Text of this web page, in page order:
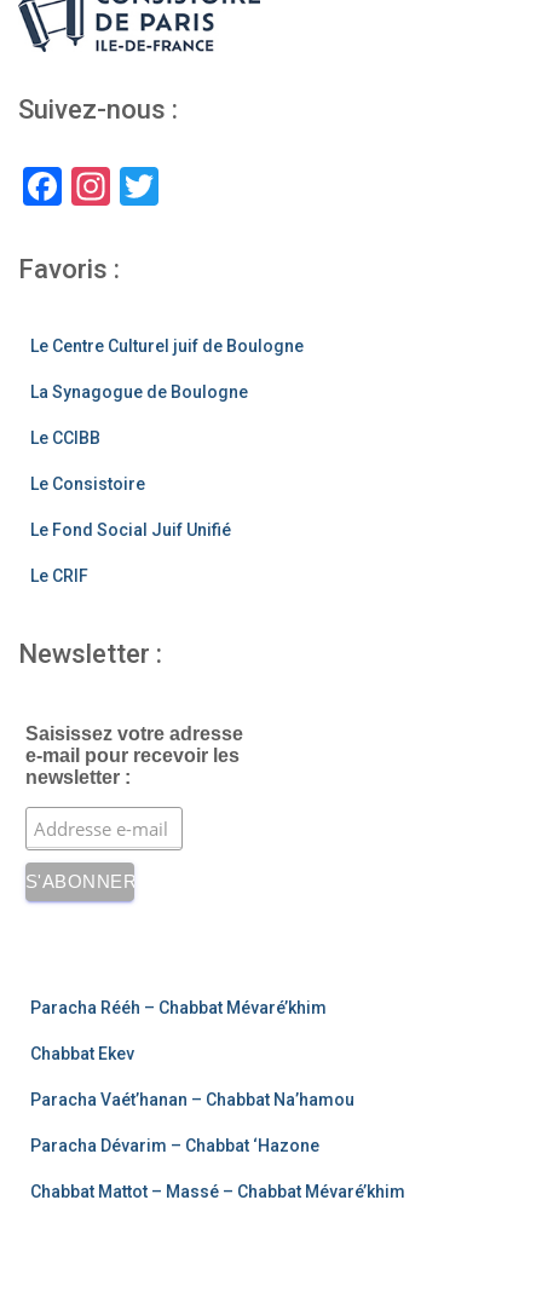
Suivez-nous :
F
c
b
o
o
k
In
a
a
m
Favoris :
Le Centre Culturel juif de Boulogne
La Synagogue de Boulogne
Le CCIBB
Le Consistoire
Le Fond Social Juif Unifié
Le CRIF
Newsletter :
Saisissez votre adresse
e-mail pour recevoir les
newsletter :
Paracha Rééh – Chabbat Mévaré’khim
Chabbat Ekev
Paracha Vaét’hanan – Chabbat Na’hamou
Paracha Dévarim – Chabbat ‘Hazone
Chabbat Mattot – Massé – Chabbat Mévaré’khim